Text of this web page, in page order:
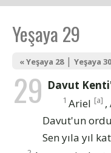
Yeşaya 29
« Yeşaya 28| Yeşaya
29 Davut
1 Ariel [a] ,
Davut'un
Sen yıla yıl